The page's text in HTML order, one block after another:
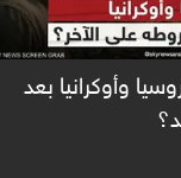
وأوكرانيا بعد